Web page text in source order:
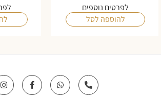
לפרטים נוספים
להוספה לסל
P
h
o
W
h
a
F
a
c
I
n
s